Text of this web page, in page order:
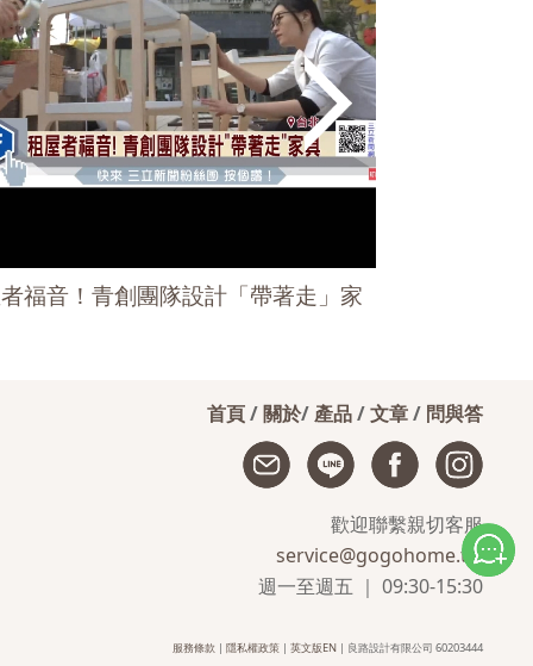
福音！青創團隊設計「帶著走」家
首頁/關於/ 產品/文章/ 問與答
歡迎聯繫親切客服
service@gogohome.tw
週一至週五 ｜ 09:30-15:30
服務條款 | 隱私權政策 | 英文版EN | 良路設計有限公司 60203444